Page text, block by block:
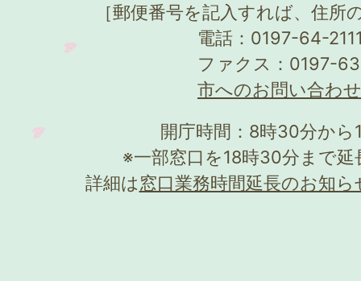
［郵便番号を記入すれば、住所
電話：0197-64-
ファクス：0197-
市へのお問い合わ
開庁時間：8時30分か
※一部窓口を18時30分まで
詳細は窓口業務時間延長のお知ら